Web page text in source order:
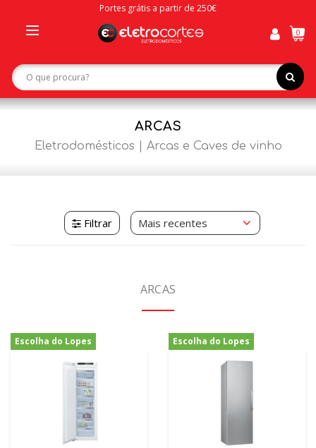
Portes grátis a partir de 250€
navigation
0
ARCAS
Eletrodomésticos Arcas e Caves de vinho
Filtrar
ARCAS
Escolha do Lopes
-15%
Escolha do Lopes
-20%